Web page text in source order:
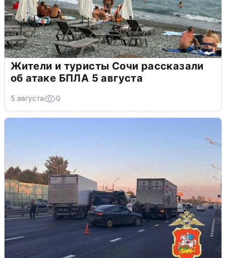
Жители и туристы Сочи рассказали
об атаке БПЛА 5 августа
5 августа 0